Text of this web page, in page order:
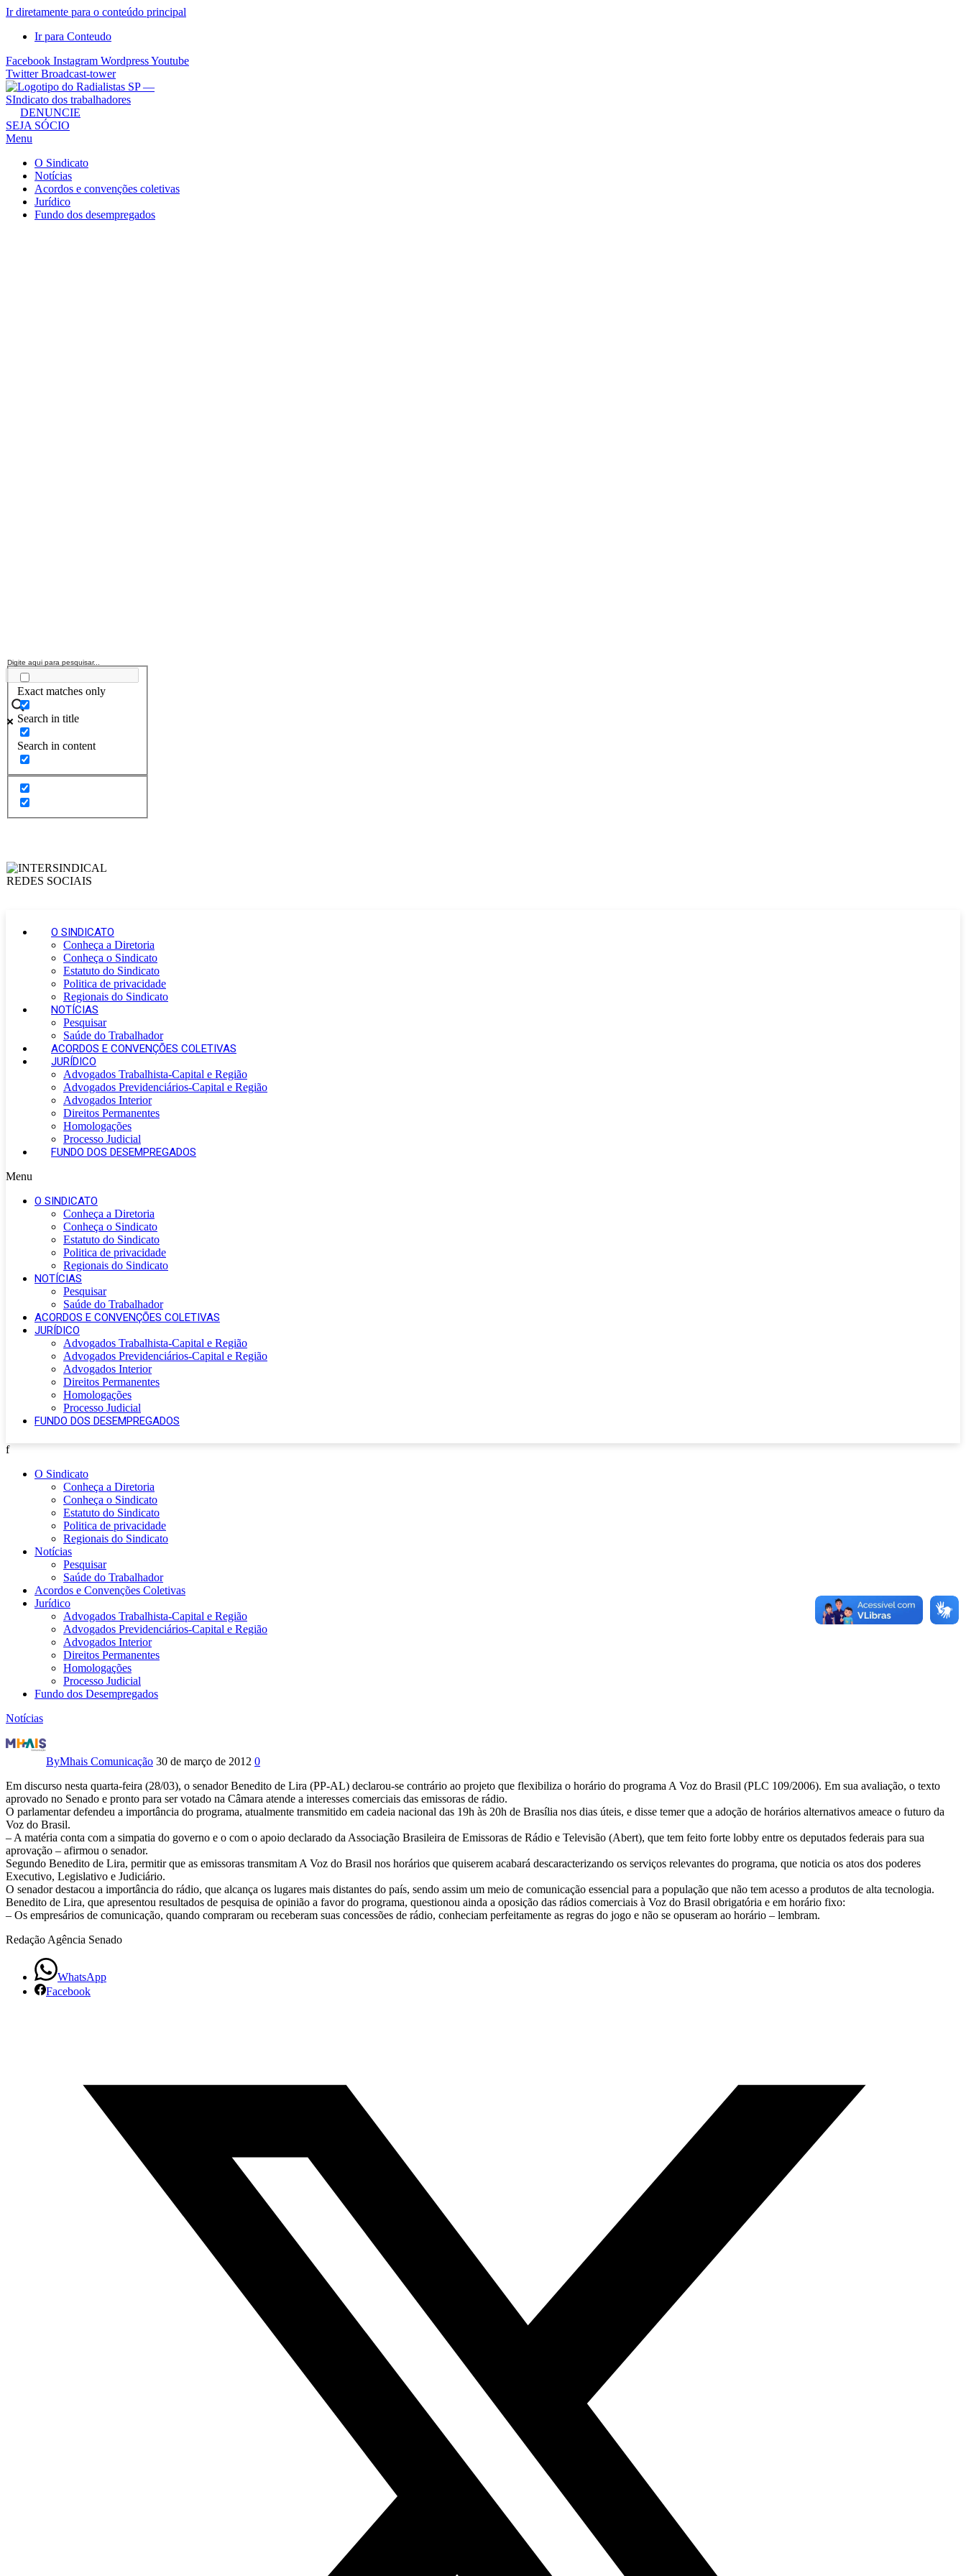
Ir diretamente para o conteúdo principal
Ir para Conteudo
Facebook Instagram WordpressYoutube
Twitter Broadcast-tower
Sindicato
dos
Radialistas
São
Paulo
Sindicato
DENUNCIE
SEJA SÓCIO
Menu
O Sindicato
Notícias
Acordos e convenções coletivas
Jurídico
Fundo dos desempregados
Exact matches only
Search in title
Search in content
O SINDICATO
Conheça a Diretoria
Conheça o Sindicato
Estatuto do Sindicato
Politica de privacidade
Regionais do Sindicato
NOTÍCIAS
Pesquisar
Saúde do Trabalhador
ACORDOS E CONVENÇÕES COLETIVAS
JURÍDICO
Advogados Trabalhista-Capital e Região
Advogados Previdenciários-Capital e Região
Advogados Interior
Direitos Permanentes
Homologações
Processo Judicial
FUNDO DOS DESEMPREGADOS
Menu
O SINDICATO
Conheça a Diretoria
Conheça o Sindicato
Estatuto do Sindicato
Politica de privacidade
Regionais do Sindicato
NOTÍCIAS
Pesquisar
Saúde do Trabalhador
ACORDOS E CONVENÇÕES COLETIVAS
JURÍDICO
Advogados Trabalhista-Capital e Região
Advogados Previdenciários-Capital e Região
Advogados Interior
Direitos Permanentes
Homologações
Processo Judicial
FUNDO DOS DESEMPREGADOS
f
O Sindicato
Conheça a Diretoria
Conheça o Sindicato
Estatuto do Sindicato
Politica de privacidade
Regionais do Sindicato
Notícias
Pesquisar
Saúde do Trabalhador
Acordos e Convenções Coletivas
Jurídico
Advogados Trabalhista-Capital e Região
Advogados Previdenciários-Capital e Região
Advogados Interior
Direitos Permanentes
Homologações
Processo Judicial
Fundo dos Desempregados
Notícias
Benedito
Lira
defende
manutenção
do
horário
da
Voz
do
Brasil
ByMhais Comunicação 30 de março de 2012 0
Em discurso nesta quarta-feira (28/03), o senador Benedito de Lira (PP-AL) declarou-se contrário ao projeto que flexibiliza o horário do programa A Voz do Brasil (PLC 109/2006). Em sua avaliação, o texto
aprovado no Senado e pronto para ser votado na Câmara atende a interesses comerciais das emissoras de rádio.
O parlamentar defendeu a importância do programa, atualmente transmitido em cadeia nacional das 19h às 20h de Brasília nos dias úteis, e disse temer que a adoção de horários alternativos ameace o futuro da
Voz do Brasil.
– A matéria conta com a simpatia do governo e o com o apoio declarado da Associação Brasileira de Emissoras de Rádio e Televisão (Abert), que tem feito forte lobby entre os deputados federais para sua
aprovação – afirmou o senador.
Segundo Benedito de Lira, permitir que as emissoras transmitam A Voz do Brasil nos horários que quiserem acabará descaracterizando os serviços relevantes do programa, que noticia os atos dos poderes
Executivo, Legislativo e Judiciário.
O senador destacou a importância do rádio, que alcança os lugares mais distantes do país, sendo assim um meio de comunicação essencial para a população que não tem acesso a produtos de alta tecnologia.
Benedito de Lira, que apresentou resultados de pesquisa de opinião a favor do programa, questionou ainda a oposição das rádios comerciais à Voz do Brasil obrigatória e em horário fixo:
– Os empresários de comunicação, quando compraram ou receberam suas concessões de rádio, conheciam perfeitamente as regras do jogo e não se opuseram ao horário – lembram.
Redação Agência Senado
WhatsApp
Facebook